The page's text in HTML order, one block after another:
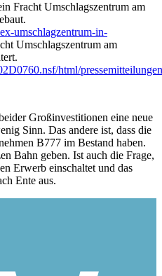
Fracht Umschlagszentrum am
umschlagzentrum-in-
Umschlagszentrum am
html/
Großinvestitionen eine neue
Sinn. Das andere ist, dass die
B777 im Bestand haben.
Bahn geben. Ist auch die Frage,
Erwerb einschaltet und das
Ente aus.